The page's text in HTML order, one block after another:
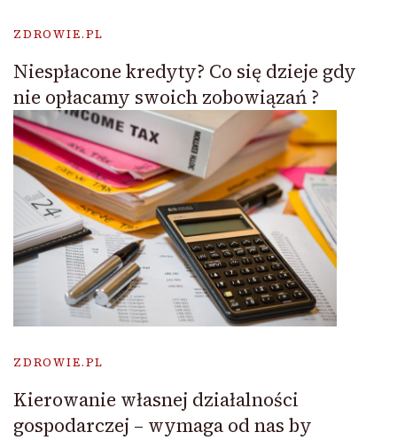
ZDROWIE.PL
Niespłacone kredyty? Co się dzieje gdy
nie opłacamy swoich zobowiązań ?
ZDROWIE.PL
Kierowanie własnej działalności
gospodarczej – wymaga od nas by